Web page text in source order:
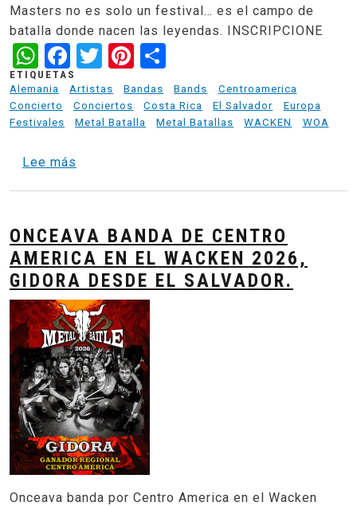
Masters no es solo un festival… es el campo de
batalla donde nacen las leyendas. INSCRIPCIONE
WhatsApp
Facebook
TwitterPinterest
ETIQUETAS
Alemania
Artistas Bandas Bands
Centroamerica
Concierto
Conciertos Costa Rica El Salvador
Europa
Festivales
Metal Batalla Metal Batallas WACKEN WOA
Lee más
ONCEAVA BANDA DE CENTRO
AMERICA EN EL WACKEN 2026,
GIDORA DESDE EL SALVADOR.
Onceava banda por Centro America en el Wacken